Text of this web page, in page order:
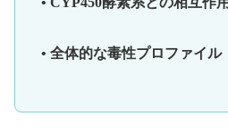
• 全体的な毒性プロファイル